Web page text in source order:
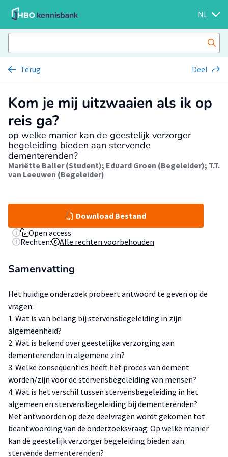
NL
Terug Deel
Kom je mij uitzwaaien als ik op
reis ga?
op welke manier kan de geestelijk verzorger
begeleiding bieden aan stervende
dementerenden?
Mariëtte Baller (Student); Eduard Groen (Begeleider); T.T.
van Leeuwen (Begeleider)
Download Bestand
Open access
Rechten:
Alle rechten voorbehouden
Samenvatting
Het huidige onderzoek probeert antwoord te geven op de
vragen:
1. Wat is van belang bij stervensbegeleiding in zijn
algemeenheid?
2. Wat is bekend over geestelijke verzorging aan
dementerenden in algemene zin?
3. Welke consequenties heeft het proces van dement
worden/zijn voor de stervensbegeleiding van mensen?
4. Wat is het verschil tussen stervensbegeleiding in het
algemeen en stervensbegeleiding bij dementerenden?
Met antwoorden op deze deelvragen wordt gekomen tot
beantwoording van de onderzoeksvraag: Op welke manier
kan de geestelijk verzorger begeleiding bieden aan
stervende dementerenden?